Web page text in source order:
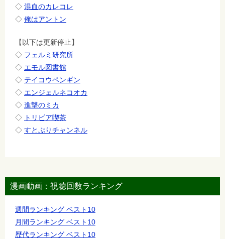
◇ 混血のカレコレ
◇ 俺はアントン
【以下は更新停止】
◇ フェルミ研究所
◇ エモル図書館
◇ テイコウペンギン
◇ エンジェルネコオカ
◇ 進撃のミカ
◇ トリビア喫茶
◇ すとぷりチャンネル
漫画動画：視聴回数ランキング
週間ランキング ベスト10
月間ランキング ベスト10
歴代ランキング ベスト10